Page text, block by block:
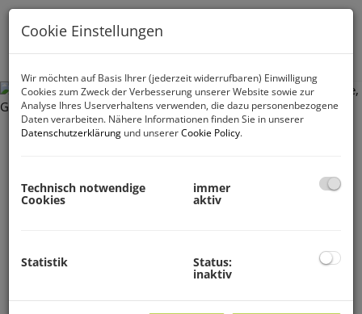
Cookie Einstellungen
Wir möchten auf Basis Ihrer (jederzeit widerrufbaren) Einwilligung
Cookies zum Zweck der Verbesserung unserer Website sowie zur
Analyse Ihres Userverhaltens verwenden, die dazu personenbezogene
Daten verarbeiten. Nähere Informationen finden Sie in unserer
Datenschutzerklärung und unsererCookie Policy.
Technisch notwendige
Cookies
immer
aktiv
Statistik Status:
inaktiv